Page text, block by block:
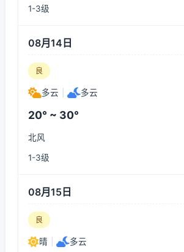
1-3级
08月14日
良
多云 多云
20° ~ 30°
北风
1-3级
08月15日
良
晴 多云